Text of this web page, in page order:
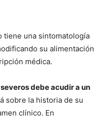
tiene una sintomatología
su alimentación
médica.
debe acudir a un
sobre la historia de su
clínico. En